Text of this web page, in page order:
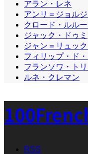
アラン・レネ
アンリ＝ジョル
クロード・ルルー
ジャック・ドゥミ
ジャン＝リュッ
フィリップ・ド
フランソワ・ト
ルネ・クレマン
RSS